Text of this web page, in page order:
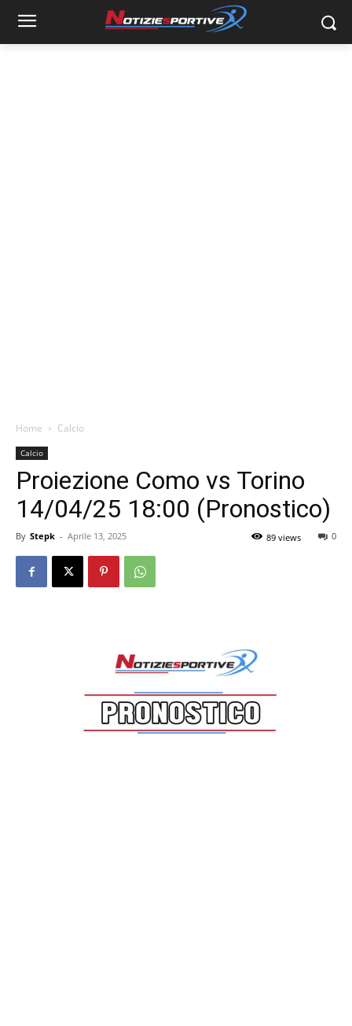
Home Calcio
Calcio
Proiezione Como vs Torino
14/04/25 18:00 (Pronostico)
By Stepk - Aprile 13, 2025 0
89 views